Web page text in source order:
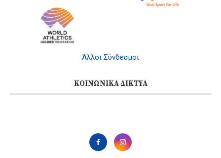
Άλλοι Σύνδεσμοι
ΚΟΙΝΩΝΙΚΆ ΔΊΚΤΥΑ